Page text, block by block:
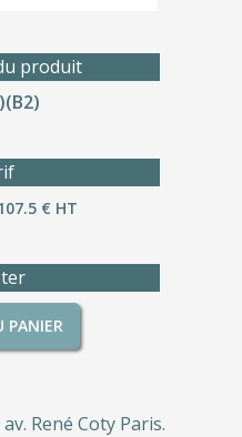
produit
€ HT
PANIER
René Coty Paris.